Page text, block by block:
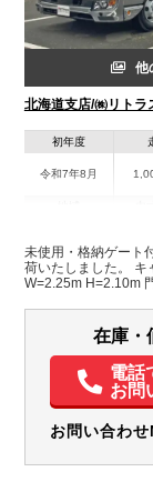
他
北海道支店/㈱リトラ
初年度
令和7年8月
北海道
パワステ
ETC
バックモニタ
未使用・格納ゲート
荷いたしました。 キ
W=2.25m H=2.10m
す。 片開き式のサイ
ております。 車検
にお問い合わせくだ
在庫・
電話
お問
お問い合わ